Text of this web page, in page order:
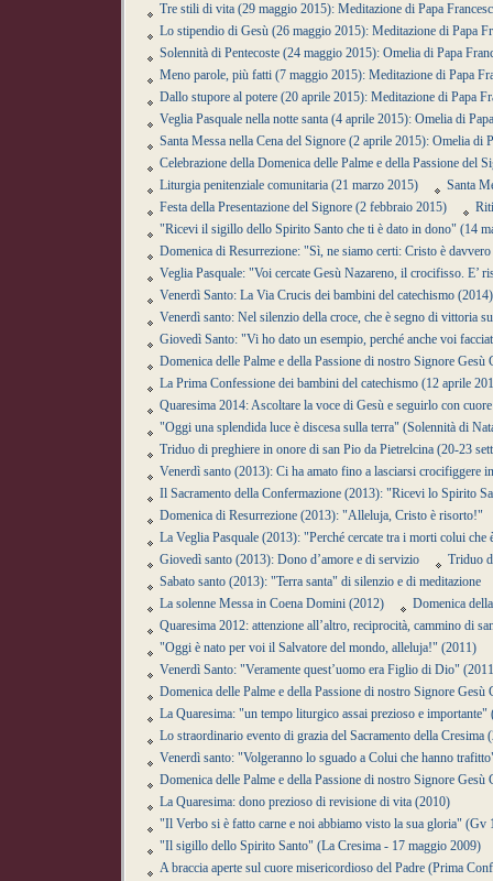
Tre stili di vita (29 maggio 2015): Meditazione di Papa
Lo stipendio di Gesù (26 maggio 2015): Meditazione di Papa
Solennità di Pentecoste (24 maggio 2015): Omelia di Papa
Meno parole, più fatti (7 maggio 2015): Meditazione di Papa
Dallo stupore al potere (20 aprile 2015): Meditazione di Papa
Veglia Pasquale nella notte santa (4 aprile 2015): Omelia di
Santa Messa nella Cena del Signore (2 aprile 2015): Omelia di
Celebrazione della Domenica delle Palme e della Passione del
Liturgia penitenziale comunitaria (21 marzo 2015)
Santa
Festa della Presentazione del Signore (2 febbraio 2015)
"Ricevi il sigillo dello Spirito Santo che ti è dato in dono" (14
Domenica di Resurrezione: "Sì, ne siamo certi: Cristo è
Veglia Pasquale: "Voi cercate Gesù Nazareno, il crocifisso. E’
Venerdì Santo: La Via Crucis dei bambini del catechismo (2014)
Venerdì santo: Nel silenzio della croce, che è segno di vittoria
Giovedì Santo: "Vi ho dato un esempio, perché anche voi
Domenica delle Palme e della Passione di nostro Signore
La Prima Confessione dei bambini del catechismo (12 aprile
Quaresima 2014: Ascoltare la voce di Gesù e seguirlo con
"Oggi una splendida luce è discesa sulla terra" (Solennità di
Triduo di preghiere in onore di san Pio da Pietrelcina (20-23
Venerdì santo (2013): Ci ha amato fino a lasciarsi crocifiggere
Il Sacramento della Confermazione (2013): "Ricevi lo Spirito
Domenica di Resurrezione (2013): "Alleluja, Cristo è risorto!"
La Veglia Pasquale (2013): "Perché cercate tra i morti colui
Giovedì santo (2013): Dono d’amore e di servizio
Triduo
Sabato santo (2013): "Terra santa" di silenzio e di meditazione
La solenne Messa in Coena Domini (2012)
Domenica
Quaresima 2012: attenzione all’altro, reciprocità, cammino di
"Oggi è nato per voi il Salvatore del mondo, alleluja!" (2011)
Venerdì Santo: "Veramente quest’uomo era Figlio di Dio"
Domenica delle Palme e della Passione di nostro Signore Gesù
La Quaresima: "un tempo liturgico assai prezioso e importante"
Lo straordinario evento di grazia del Sacramento della Cresima
Venerdì santo: "Volgeranno lo sguado a Colui che hanno
Domenica delle Palme e della Passione di nostro Signore Gesù
La Quaresima: dono prezioso di revisione di vita (2010)
"Il Verbo si è fatto carne e noi abbiamo visto la sua gloria" (Gv
"Il sigillo dello Spirito Santo" (La Cresima - 17 maggio 2009)
A braccia aperte sul cuore misericordioso del Padre (Prima